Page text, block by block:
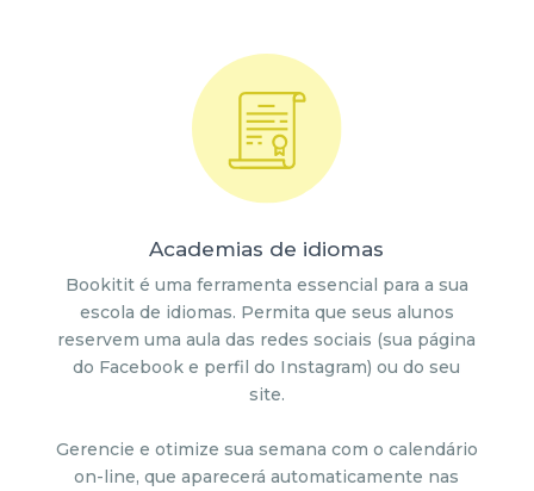
Academias de idiomas
Bookitit é uma ferramenta essencial para a sua
escola de idiomas. Permita que seus alunos
reservem uma aula das redes sociais (sua página
do Facebook e perfil do Instagram) ou do seu
site.
Gerencie e otimize sua semana com o calendário
on-line, que aparecerá automaticamente nas